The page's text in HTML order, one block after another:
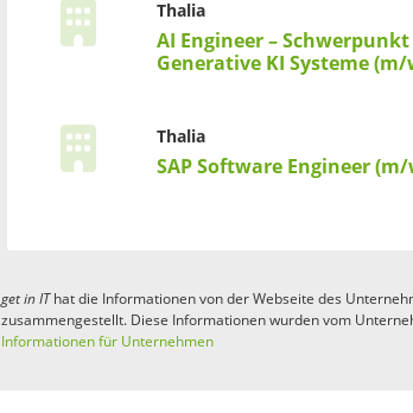
Thalia
AI Engineer – Schwerpunkt
Generative KI Systeme
Thalia
SAP Software Engineer
get in IThat die Informationen von der Webseite des
zusammengestellt. Diese Informationen wurden vom
Informationen für Unternehmen